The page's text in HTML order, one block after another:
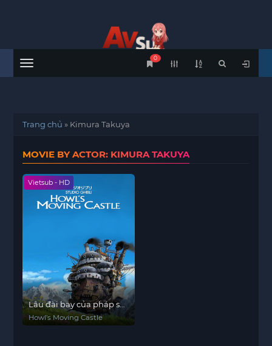
Menu
0
Trang chủ » Kimura Takuya
MOVIE BY ACTOR: KIMURA TAKUYA
Vietsub - HD
Lâu đài bay của pháp sư
Howl
Howl’s Moving Castle